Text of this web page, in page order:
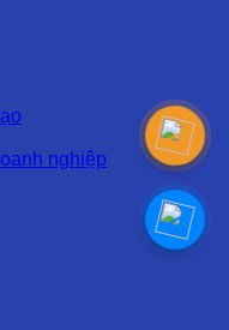
nghiệp